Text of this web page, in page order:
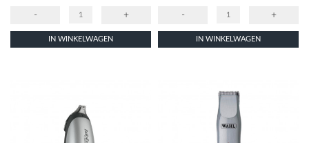
- +
IN WINKELWAGEN
- +
IN WINKELWAGEN